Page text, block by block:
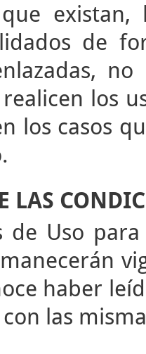
existan,
de
los
los casos
LAS
de Uso
haber
las